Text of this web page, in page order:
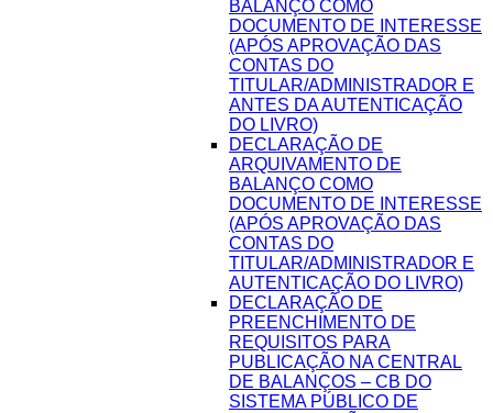
BALANÇO COMO
DOCUMENTO DE INTERESSE
(APÓS APROVAÇÃO DAS
CONTAS DO
TITULAR/ADMINISTRADOR E
ANTES DA AUTENTICAÇÃO
DO LIVRO)
DECLARAÇÃO DE
ARQUIVAMENTO DE
BALANÇO COMO
DOCUMENTO DE INTERESSE
(APÓS APROVAÇÃO DAS
CONTAS DO
TITULAR/ADMINISTRADOR E
AUTENTICAÇÃO DO LIVRO)
DECLARAÇÃO DE
PREENCHIMENTO DE
REQUISITOS PARA
PUBLICAÇÃO NA CENTRAL
DE BALANÇOS – CB DO
SISTEMA PÚBLICO DE